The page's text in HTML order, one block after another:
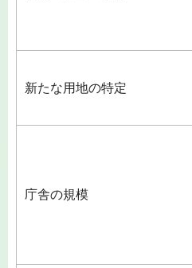
新たな用地の特定
庁舎の規模